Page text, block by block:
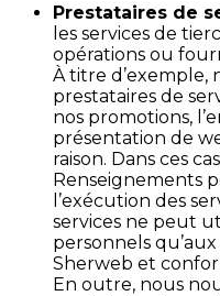
Prestataires de
les services de
opérations ou
À titre d’exemple,
prestataires de
nos promotions,
présentation de
raison. Dans ces
Renseignements
l’exécution des
services ne peut
personnels
Sherweb et
En outre, nous